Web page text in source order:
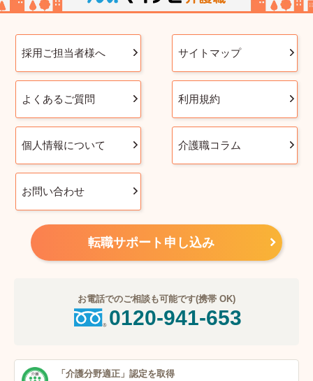
採用ご担当者様へ サイトマップ
よくあるご質問 利用規約
個人情報について 介護職コラム
お問い合わせ
転職サポート申し込み
お電話でのご相談も可能です(携帯 OK)
0120-941-653
「介護分野適正」 認定を取得